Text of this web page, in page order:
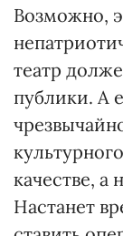
Возможно,
театр
публики. А
качестве, а
Настанет